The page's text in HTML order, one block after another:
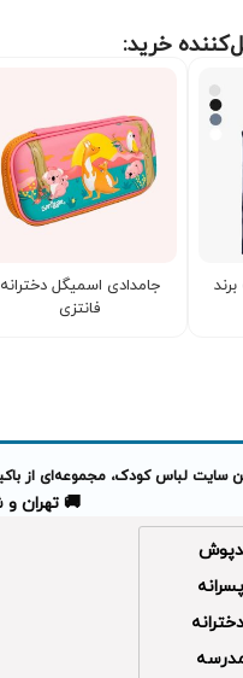
خرید:
جامدادی اسمیگل دخترانه
فانتزی
سایت لباس کودک، مجموعه‌ای از
🚚 تهران و